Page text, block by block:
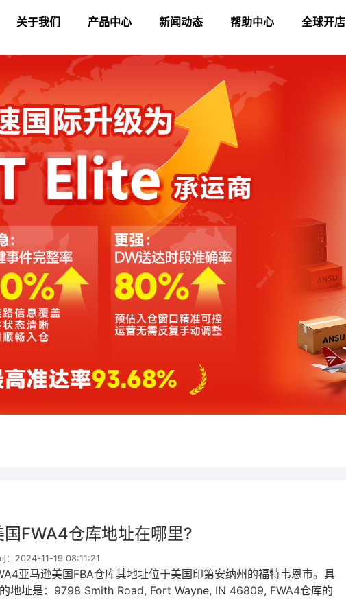
关于我们 产品中心 新闻动态 帮助中心 全球开店
国FWA4仓库地址在哪里?
：2024-11-19 08:11:21
亚马逊美国FBA仓库其地址位于美国印第安纳州的福特韦恩市。具
地址是：9798 Smith Road, Fort Wayne, IN 46809, ‌FWA4仓库的